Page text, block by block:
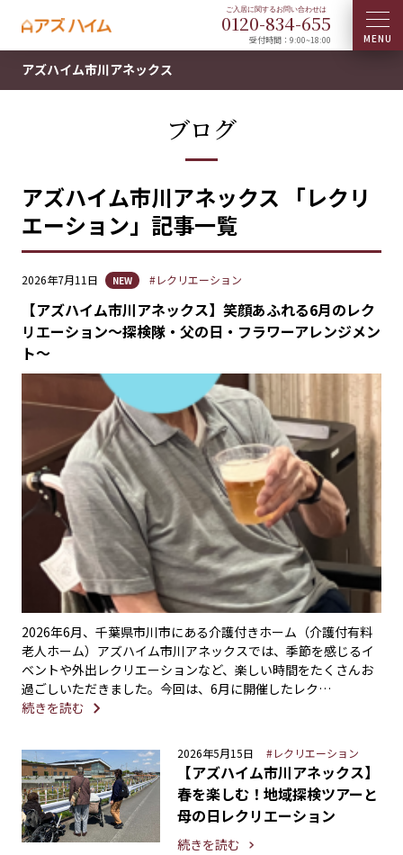
0120-834-655
受付時間：9:00~18:00
アズハイム市川アネックス
ブログ
アズハイム市川アネックス 「レクリ
エーション」記事一覧
2026年7月11日 NEW #レクリエーション
【アズハイム市川アネックス】笑顔あふれる6月のレク
リエーション～探検隊・父の日・フラワーアレンジメン
ト～
2026年6月、千葉県市川市にある介護付きホーム（介護付有料
老人ホーム）アズハイム市川アネックスでは、季節を感じるイ
ベントや外出レクリエーションなど、楽しい時間をたくさんお
過ごしいただきました。今回は、6月に開催したレク…
続きを読む
2026年5月15日 #レクリエーション
【アズハイム市川アネックス】
春を楽しむ！地域探検ツアーと
母の日レクリエーション
続きを読む